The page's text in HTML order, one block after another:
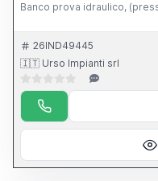
Banco prova idraulico,
26IND49445
🇮🇹 Urso Impianti srl